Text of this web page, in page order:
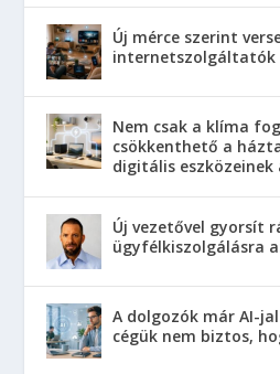
Új mérce szerint
internetszolgáltatók
Nem csak a klíma
csökkenthető a
digitális eszközeinek
Új vezetővel gyorsít
ügyfélkiszolgálásra
A dolgozók már AI-
cégük nem biztos,